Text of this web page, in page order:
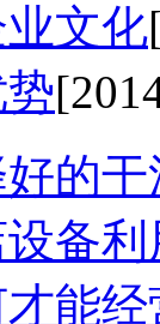
文化
的干
备利
能经